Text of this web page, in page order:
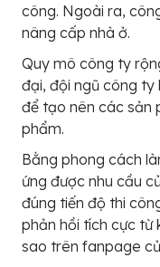
công. Ngoài ra,
nâng cấp nhà ở.
Quy mô công ty
đại, đội ngũ công ty
để tạo nên các sản
phẩm.
Bằng phong cách
ứng được nhu cầu
đúng tiến độ thi
phản hồi tích cực từ
sao trên fanpage